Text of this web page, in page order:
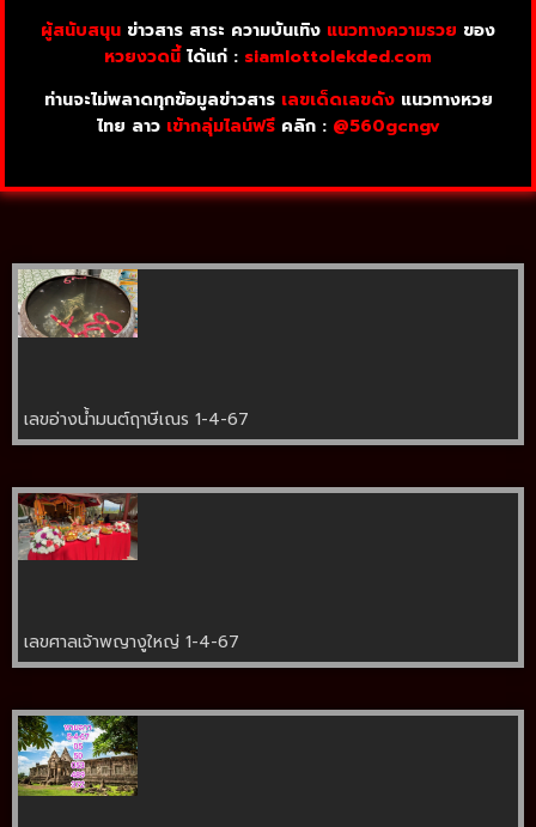
ผู้สนับสนุน ข่าวสาร สาระ ความบันเทิง แนวทางความรวย ของ
หวยงวดนี้ได้แก่ : siamlottolekded.com
ท่านจะไม่พลาดทุกข้อมูลข่าวสาร เลขเด็ดเลขดังแนวทางหวย
ไทย ลาว เข้ากลุ่มไลน์ฟรีคลิก : @560gcngv
เลขอ่างน้ำมนต์ฤาษีเณร 1-4-67
เลขศาลเจ้าพญางูใหญ่ 1-4-67